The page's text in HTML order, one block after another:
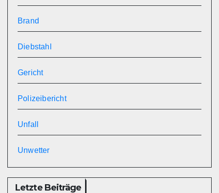
Brand
Diebstahl
Gericht
Polizeibericht
Unfall
Unwetter
Letzte Beiträge